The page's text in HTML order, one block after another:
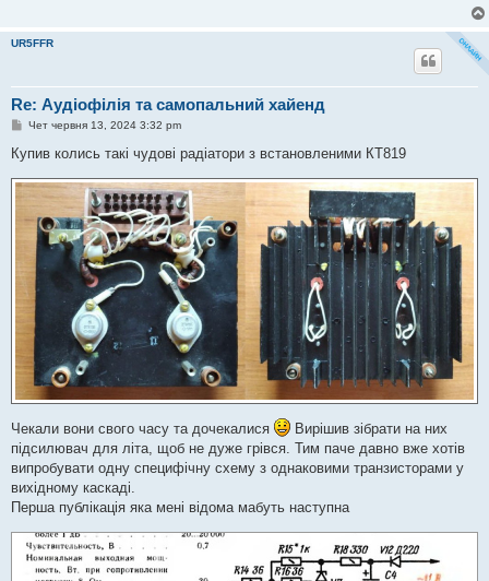
UR5FFR
Re: Аудіофілія та самопальний хайенд
П
в
і
д
о
м
Чет червня 13, 2024 3:32 pm
Купив колись такі чудові радіатори з встановленими КТ819
Чекали вони свого часу та дочекалися
Вирішив зібрати на них
підсилювач для літа, щоб не дуже грівся. Тим паче давно вже хотів
випробувати одну специфічну схему з однаковими транзисторами у
вихідному каскаді.
Перша публікація яка мені відома мабуть наступна